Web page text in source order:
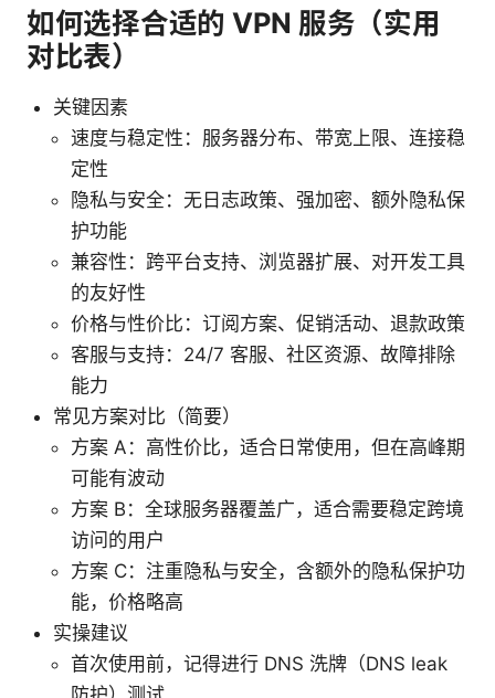
如何选择合适的 VPN 服务（实用
对比表）
关键因素
速度与稳定性：服务器分布、带宽上限、连接稳
定性
隐私与安全：无日志政策、强加密、额外隐私保
护功能
兼容性：跨平台支持、浏览器扩展、对开发工具
的友好性
价格与性价比：订阅方案、促销活动、退款政策
客服与支持：24/7 客服、社区资源、故障排除
能力
常见方案对比（简要）
方案 A：高性价比，适合日常使用，但在高峰期
可能有波动
方案 B：全球服务器覆盖广，适合需要稳定跨境
访问的用户
方案 C：注重隐私与安全，含额外的隐私保护功
能，价格略高
实操建议
首次使用前，记得进行 DNS 洗牌（DNS leak